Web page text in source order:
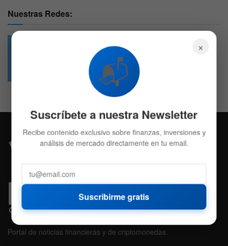
Nuestras Redes:
4.7k
Followers
Portal de noticias financieras y de criptomonedas.
×
📬
Suscríbete a nuestra Newsletter
Recibe contenido exclusivo sobre finanzas, inversiones y
análisis de mercado directamente en tu email.
Suscribirme gratis